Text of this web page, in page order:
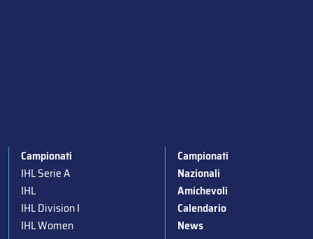
Campionati
IHL Serie A
IHL
IHL Division I
IHL Women
Campionati
Nazionali
Amichevoli
Calendario
News